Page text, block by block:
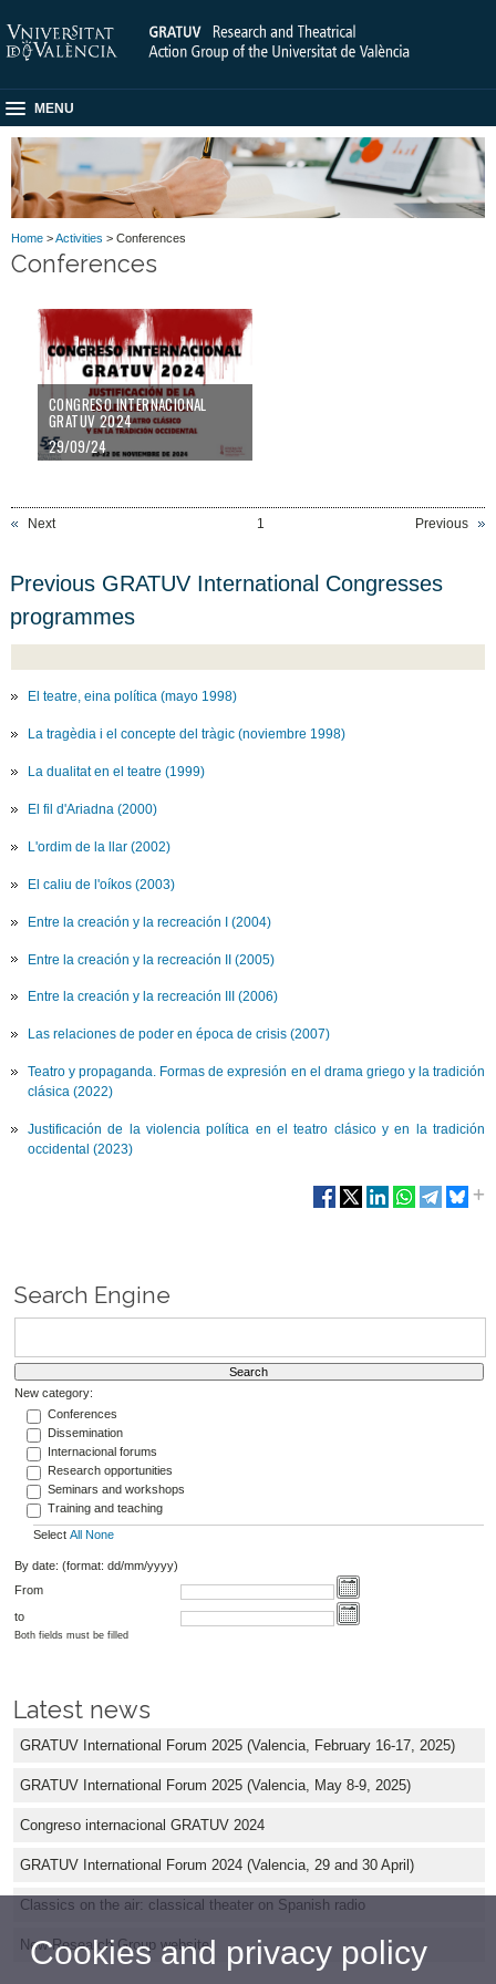
MENU
Home >Activities > Conferences
Conferences
CONGRESO INTERNACIONAL
GRATUV 2024
29/09/24
Next Previous
1
Previous GRATUV International Congresses
programmes
El teatre, eina política (mayo 1998)
La tragèdia i el concepte del tràgic (noviembre 1998)
La dualitat en el teatre (1999)
El fil d'Ariadna (2000)
L'ordim de la llar (2002)
El caliu de l'oíkos (2003)
Entre la creación y la recreación I (2004)
Entre la creación y la recreación II (2005)
Entre la creación y la recreación III (2006)
Las relaciones de poder en época de crisis (2007)
Teatro y propaganda. Formas de expresión en el drama griego y la tradición
clásica (2022)
Justificación de la violencia política en el teatro clásico y en la tradición
occidental (2023)
Search Engine
New category:
Conferences
Dissemination
Internacional forums
Research opportunities
Seminars and workshops
Training and teaching
Select All None
By date: (format: dd/mm/yyyy)
From
to
Both fields must be filled
Latest news
GRATUV International Forum 2025 (Valencia, February 16-17, 2025)
GRATUV International Forum 2025 (Valencia, May 8-9, 2025)
Congreso internacional GRATUV 2024
GRATUV International Forum 2024 (Valencia, 29 and 30 April)
Classics on the air: classical theater on Spanish radio
New Research Group website
Cookies and privacy policy